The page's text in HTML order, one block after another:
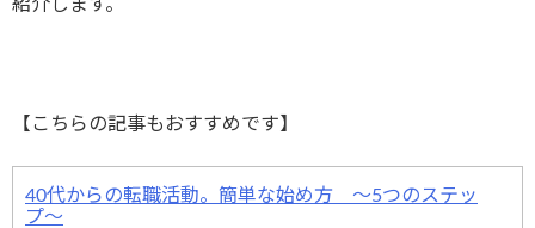
紹介します。
【こちらの記事もおすすめです】
40代からの転職活動。簡単な始め方 〜5つのステッ
プ〜